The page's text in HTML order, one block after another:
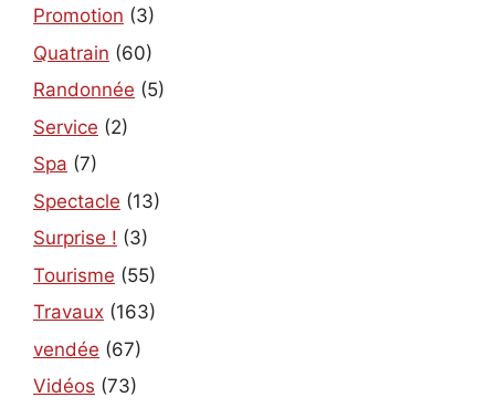
Promotion (3)
Quatrain (60)
Randonnée (5)
Service (2)
Spa (7)
Spectacle (13)
Surprise ! (3)
Tourisme (55)
Travaux (163)
vendée (67)
Vidéos (73)